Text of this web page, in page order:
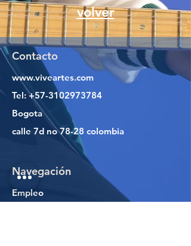
volver
Contacto
www.viveartes.com
Tel:+57-3102973784
Bogota
calle 7d no 78-28 colombia
Navegación
Empleo